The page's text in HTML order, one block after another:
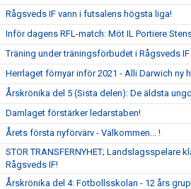
Rågsveds IF vann i futsalens högsta liga!
Inför dagens RFL-match: Möt IL Portiere
Träning under träningsförbudet i Rågsveds IF
Herrlaget förnyar inför 2021 - Alli Darwich ny
Årskrönika del 5 (Sista delen): De äldsta
Damlaget förstärker ledarstaben!
Årets första nyförvärv - Välkommen... !
STOR TRANSFERNYHET; Landslagsspelare
Rågsveds IF!
Årskrönika del 4: Fotbollsskolan - 12 års